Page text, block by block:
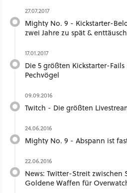
27.07.2017
Mighty No. 9 - Kickstarter-
zwei Jahre zu spät &
17.01.2017
Die 5 größten Kickstarter-Fails
Pechvögel
09.09.2016
Twitch - Die größten
24.06.2016
Mighty No. 9 - Abspann ist
22.06.2016
News: Twitter-Streit
Goldene Waffen für